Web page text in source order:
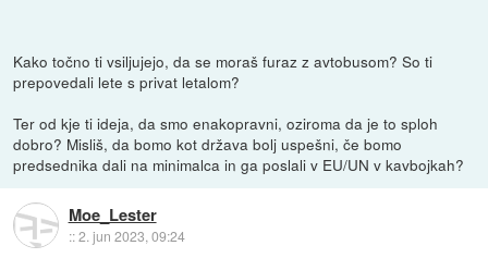
Kako točno ti vsiljujejo, da se moraš furaz z avtobusom? So ti
prepovedali lete s privat letalom?
Ter od kje ti ideja, da smo enakopravni, oziroma da je to sploh
dobro? Misliš, da bomo kot država bolj uspešni, če bomo
predsednika dali na minimalca in ga poslali v EU/UN v kavbojkah?
Moe_Lester
::2. jun 2023, 09:24